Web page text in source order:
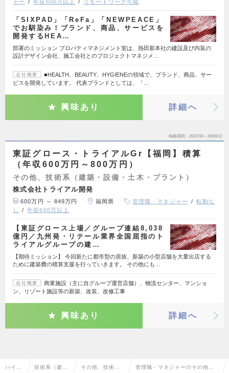
ャー
年収600万以上 リモートワーク可能
「SIXPAD」「ReFa」「NEWPEACE」
でお馴染み！ブランド、商品、サービスを
開発するHEA…
部署のミッション プロパティマネジメント室は、熱田新本社の建設及び内装の
設計デザイン会社、施工会社とのプロジェクトマネジメ…
会社概要
■HEALTH、BEAUTY、HYGIENEの領域で、ブランド、商品、サー
ビスを開発しています。 代表ブランドとしては、「…
興味あり 詳細へ
掲載期間 26/07/30～26/08/12
東証グロース・トライアルGr【福岡】積算
（年収600万円～800万円）
その他、技術系（建築・設備・土木・プラント）
株式会社トライアル開発
600万円 ～ 849万円 福岡県 管理職・マネジャー
転勤な
し
年収600万以上
【東証グロース上場／グループ連結8,038
億円／九州発・リテール業界全国屈指のト
ライアルグループの建…
【期待ミッション】 今回新たに都市型の居抜、新築の小型店舗を大量出店する
ために建築費の積算支援を行っていきます。 その他にも…
会社概要
商業施設（主に自グループ運営店舗）、物流センター、マンショ
ン、リゾート施設等の新築、改装、改修工事
興味あり 詳細へ
ハイク 技術系（建 その他、技術系 管理職・マネジャーのその他、